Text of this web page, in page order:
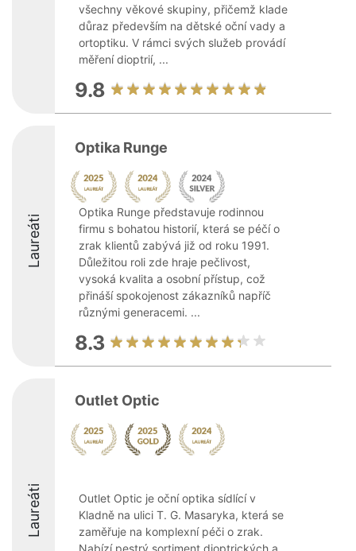
všechny věkové skupiny, přičemž klade
důraz především na dětské oční vady a
ortoptiku. V rámci svých služeb provádí
měření dioptrií, ...
9.8
Laureáti
Optika Runge
Optika Runge představuje rodinnou
firmu s bohatou historií, která se péčí o
zrak klientů zabývá již od roku 1991.
Důležitou roli zde hraje pečlivost,
vysoká kvalita a osobní přístup, což
přináší spokojenost zákazníků napříč
různými generacemi. ...
8.3
Laureáti
Outlet Optic
Outlet Optic je oční optika sídlící v
Kladně na ulici T. G. Masaryka, která se
zaměřuje na komplexní péči o zrak.
Nabízí pestrý sortiment dioptrických a